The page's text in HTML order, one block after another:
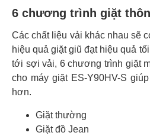
6 chương trình giặt
Các chất liệu vải khác nhau sẽ
hiệu quả giặt giũ đạt hiệu quả
tới sợi vải, 6 chương trình giặt
cho máy giặt ES-Y90HV-S
hơn.
Giặt thường
Giặt đồ Jean